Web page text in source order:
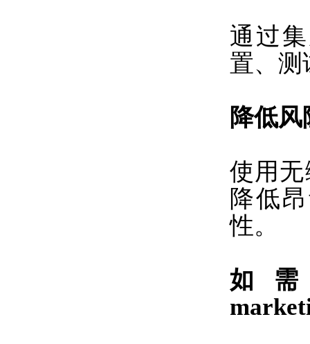
通过
置、测
降低风
使用
降低
性。
如